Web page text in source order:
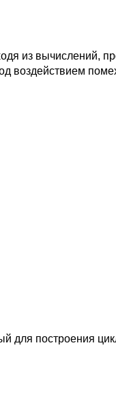
из вычислений,
воздействием
для построения